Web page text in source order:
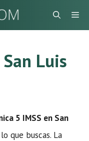
Luis
5 IMSS en San
que buscas. La